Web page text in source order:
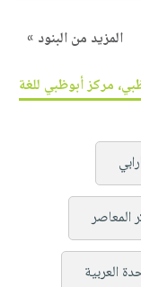
المزيد من البنود »
مركز أبوظبي للغة
المعاصر
العربية